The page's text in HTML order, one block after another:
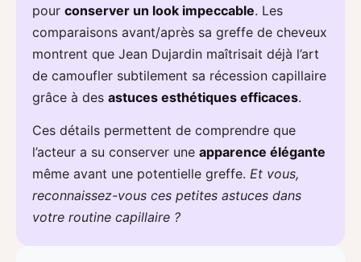
pour conserver un look impeccable. Les
comparaisons avant/après sa greffe de cheveux
montrent que Jean Dujardin maîtrisait déjà l’art
de camoufler subtilement sa récession capillaire
grâce à des astuces esthétiques efficaces.
Ces détails permettent de comprendre que
l’acteur a su conserver une apparence élégante
même avant une potentielle greffe. Et vous,
reconnaissez-vous ces petites astuces dans
votre routine capillaire ?